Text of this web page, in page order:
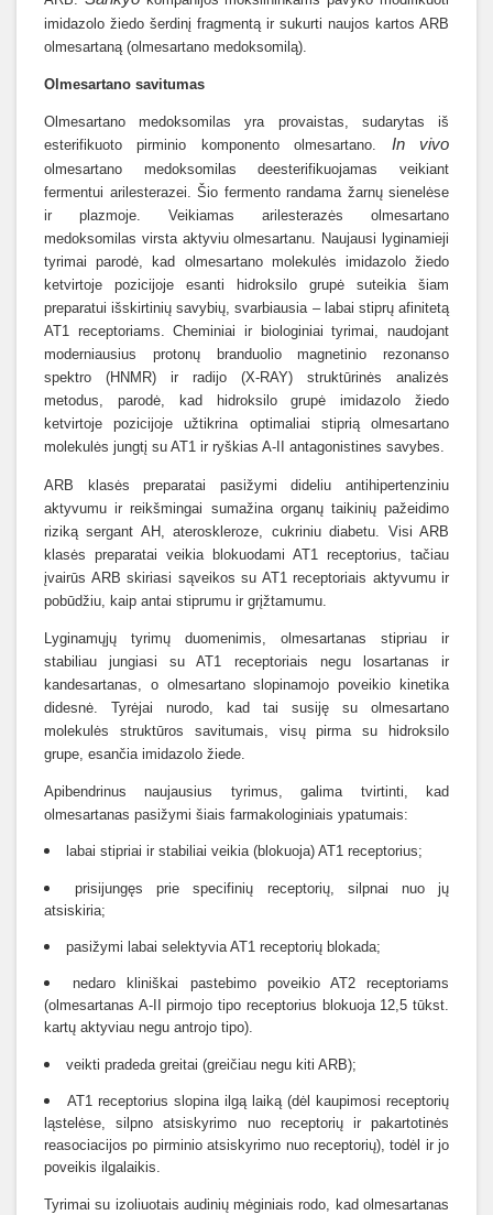
imidazolo žiedo šerdinį fragmentą ir sukurti naujos kartos ARB
olmesartaną (olmesartano medoksomilą).
Olmesartano savitumas
Olmesartano medoksomilas yra provaistas, sudarytas iš
esterifikuoto pirminio komponento olmesartano. In vivo
olmesartano medoksomilas deesterifikuojamas veikiant
fermentui arilesterazei. Šio fermento randama žarnų sienelėse
ir plazmoje. Veikiamas arilesterazės olmesartano
medoksomilas virsta aktyviu olmesartanu. Naujausi lyginamieji
tyrimai parodė, kad olmesartano molekulės imidazolo žiedo
ketvirtoje pozicijoje esanti hidroksilo grupė suteikia šiam
preparatui išskirtinių savybių, svarbiausia – labai stiprų afinitetą
AT1 receptoriams. Cheminiai ir biologiniai tyrimai, naudojant
moderniausius protonų branduolio magnetinio rezonanso
spektro (HNMR) ir radijo (X-RAY) struktūrinės analizės
metodus, parodė, kad hidroksilo grupė imidazolo žiedo
ketvirtoje pozicijoje užtikrina optimaliai stiprią olmesartano
molekulės jungtį su AT1 ir ryškias A-II antagonistines savybes.
ARB klasės preparatai pasižymi dideliu antihipertenziniu
aktyvumu ir reikšmingai sumažina organų taikinių pažeidimo
riziką sergant AH, ateroskleroze, cukriniu diabetu. Visi ARB
klasės preparatai veikia blokuodami AT1 receptorius, tačiau
įvairūs ARB skiriasi sąveikos su AT1 receptoriais aktyvumu ir
pobūdžiu, kaip antai stiprumu ir grįžtamumu.
Lyginamųjų tyrimų duomenimis, olmesartanas stipriau ir
stabiliau jungiasi su AT1 receptoriais negu losartanas ir
kandesartanas, o olmesartano slopinamojo poveikio kinetika
didesnė. Tyrėjai nurodo, kad tai susiję su olmesartano
molekulės struktūros savitumais, visų pirma su hidroksilo
grupe, esančia imidazolo žiede.
Apibendrinus naujausius tyrimus, galima tvirtinti, kad
olmesartanas pasižymi šiais farmakologiniais ypatumais:
labai stipriai ir stabiliai veikia (blokuoja) AT1 receptorius;
prisijungęs prie specifinių receptorių, silpnai nuo jų
atsiskiria;
pasižymi labai selektyvia AT1 receptorių blokada;
nedaro kliniškai pastebimo poveikio AT2 receptoriams
(olmesartanas A-II pirmojo tipo receptorius blokuoja 12,5 tūkst.
kartų aktyviau negu antrojo tipo).
veikti pradeda greitai (greičiau negu kiti ARB);
AT1 receptorius slopina ilgą laiką (dėl kaupimosi receptorių
ląstelėse, silpno atsiskyrimo nuo receptorių ir pakartotinės
reasociacijos po pirminio atsiskyrimo nuo receptorių), todėl ir jo
poveikis ilgalaikis.
Tyrimai su izoliuotais audinių mėginiais rodo, kad olmesartanas